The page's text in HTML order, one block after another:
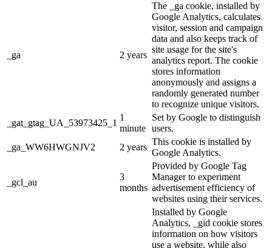
_ga 2 years
The _ga cookie, installed by
Google Analytics, calculates
visitor, session and campaign
data and also keeps track of
site usage for the site's
analytics report. The cookie
stores information
anonymously and assigns a
randomly generated number
to recognize unique visitors.
_gat_gtag_UA_53973425_1
1
minute
Set by Google to distinguish
users.
_ga_WW6HWGNJV2
2 years
This cookie is installed by
Google Analytics.
_gcl_au
3
months
Provided by Google Tag
Manager to experiment
advertisement efficiency of
websites using their services.
Installed by Google
Analytics, _gid cookie stores
information on how visitors
use a website, while also